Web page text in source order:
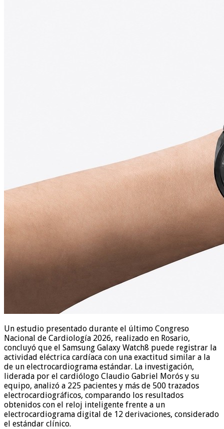
Un estudio presentado durante el último Congreso
Nacional de Cardiología 2026, realizado en Rosario,
concluyó que el Samsung Galaxy Watch8 puede registrar la
actividad eléctrica cardíaca con una exactitud similar a la
de un electrocardiograma estándar. La investigación,
liderada por el cardiólogo Claudio Gabriel Morós y su
equipo, analizó a 225 pacientes y más de 500 trazados
electrocardiográficos, comparando los resultados
obtenidos con el reloj inteligente frente a un
electrocardiograma digital de 12 derivaciones, considerado
el estándar clínico.